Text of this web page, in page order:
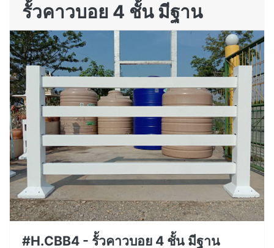
รั้วคาวบอย 4 ชั้น มีฐาน
#H.CBB4 - รั้วคาวบอย 4 ชั้น มีฐาน